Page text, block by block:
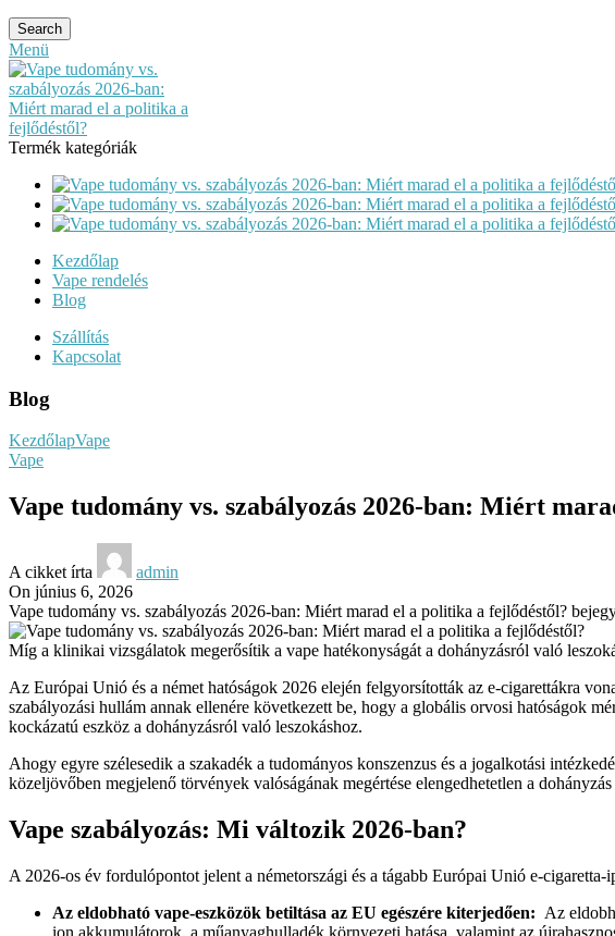
Search
Menü
Termék kategóriák
Kezdőlap
Vape rendelés
Blog
Szállítás
Kapcsolat
Blog
KezdőlapVape
Vape
Vape tudomány vs. szabályozás 2026-ban: Miért
A cikket írta
admin
On június 6, 2026
Vape tudomány vs. szabályozás 2026-ban: Miért marad el a politika a fejlődéstől?
Míg a klinikai vizsgálatok megerősítik a vape hatékonyságát a dohányzásról való
Az Európai Unió és a német hatóságok 2026 elején felgyorsították az e-cigarettákra
szabályozási hullám annak ellenére következett be, hogy a globális orvosi hatóságok
kockázatú eszköz a dohányzásról való leszokáshoz.
Ahogy egyre szélesedik a szakadék a tudományos konszenzus és a jogalkotási
közeljövőben megjelenő törvények valóságának megértése elengedhetetlen a
Vape szabályozás: Mi változik 2026-ban?
A 2026-os év fordulópontot jelent a németországi és a tágabb Európai Unió e-
Az eldobható vape-eszközök betiltása az EU egészére kiterjedően: Az
ion akkumulátorok, a műanyaghulladék környezeti hatása, valamint az